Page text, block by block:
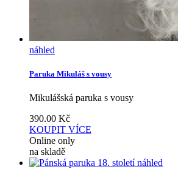
náhled
Paruka Mikuláš s vousy
Mikulášská paruka s vousy
390.00 Kč
KOUPIT VÍCE
Online only
na skladě
náhled